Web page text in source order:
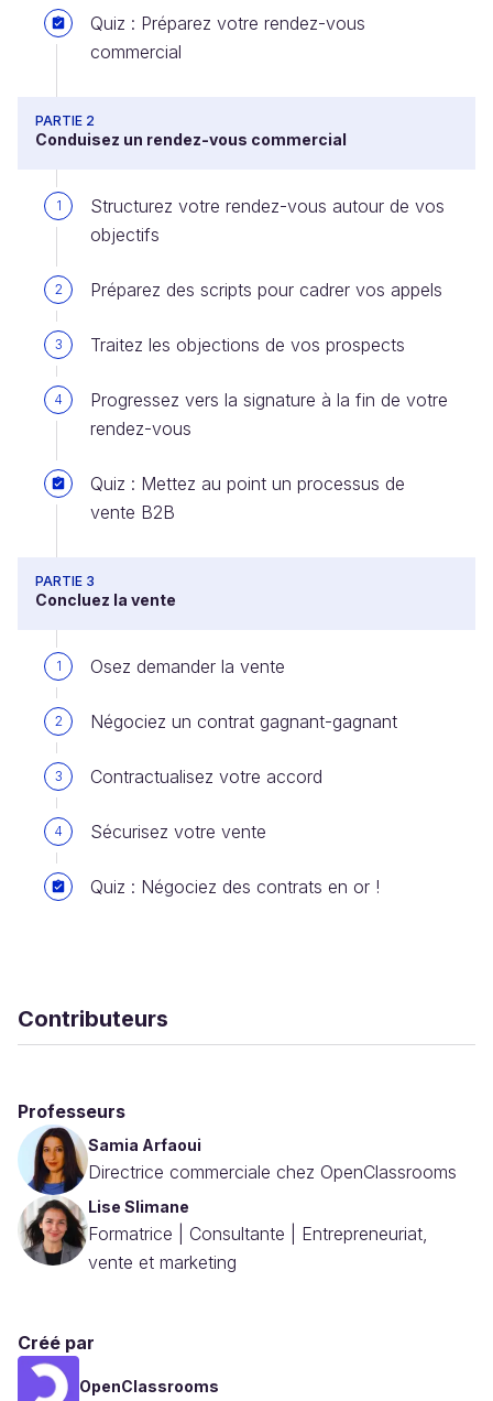
Quiz : Préparez votre rendez-vous
commercial
PARTIE 2
Conduisez un rendez-vous commercial
1
Structurez votre rendez-vous autour de vos
objectifs
2 Préparez des scripts pour cadrer vos appels
3 Traitez les objections de vos prospects
4
Progressez vers la signature à la fin de votre
rendez-vous
Quiz : Mettez au point un processus de
vente B2B
PARTIE 3
Concluez la vente
1 Osez demander la vente
2 Négociez un contrat gagnant-gagnant
3 Contractualisez votre accord
4 Sécurisez votre vente
Quiz : Négociez des contrats en or !
Contributeurs
Professeurs
Samia Arfaoui
Directrice commerciale chez OpenClassrooms
Lise Slimane
Formatrice | Consultante | Entrepreneuriat,
vente et marketing
Créé par
OpenClassrooms